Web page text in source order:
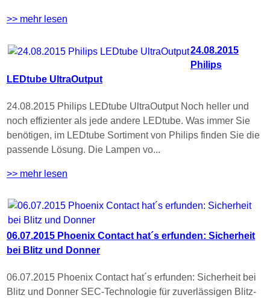
>> mehr lesen
24.08.2015
Philips
LEDtube UltraOutput
24.08.2015 Philips LEDtube UltraOutput Noch heller und
noch effizienter als jede andere LEDtube. Was immer Sie
benötigen, im LEDtube Sortiment von Philips finden Sie die
passende Lösung. Die Lampen vo...
>> mehr lesen
06.07.2015 Phoenix Contact hat´s erfunden: Sicherheit
bei Blitz und Donner
06.07.2015 Phoenix Contact hat´s erfunden: Sicherheit bei
Blitz und Donner SEC-Technologie für zuverlässigen Blitz-